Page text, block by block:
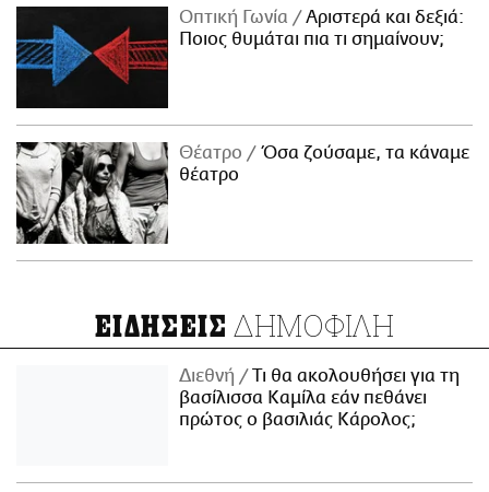
Οπτική Γωνία
Αριστερά και δεξιά:
Ποιος θυμάται πια τι σημαίνουν;
Θέατρο
Όσα ζούσαμε, τα κάναμε
θέατρο
ΕΙΔΗΣΕΙΣ ΔΗΜΟΦΙΛΗ
Διεθνή
Τι θα ακολουθήσει για τη
βασίλισσα Καμίλα εάν πεθάνει
πρώτος ο βασιλιάς Κάρολος;